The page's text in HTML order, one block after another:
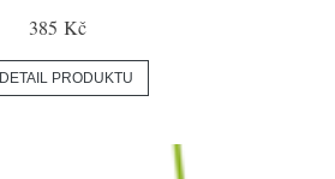
385 Kč
DETAIL PRODUKTU